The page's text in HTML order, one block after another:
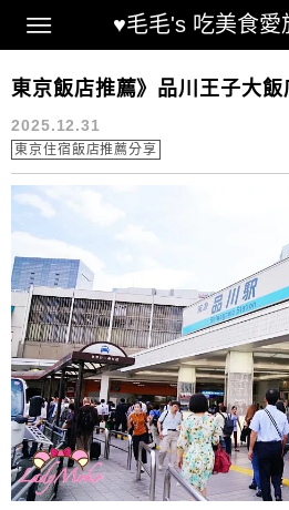
♥毛毛's 吃美食愛
Main Menu
東京住宿飯店推薦分享
東京飯店推薦》品川王子大飯
2025.12.31
東京住宿飯店推薦分享